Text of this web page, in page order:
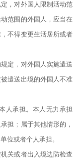
，对外国人限制活动范
范围的外国人，应当在
不得变更生活居所或者
定，对外国人实施遣送
遣送出境的外国人不准
人承担。本人无力承担
担；属于其他情形的，
位或者个人承担。
关或者出入境边防检查